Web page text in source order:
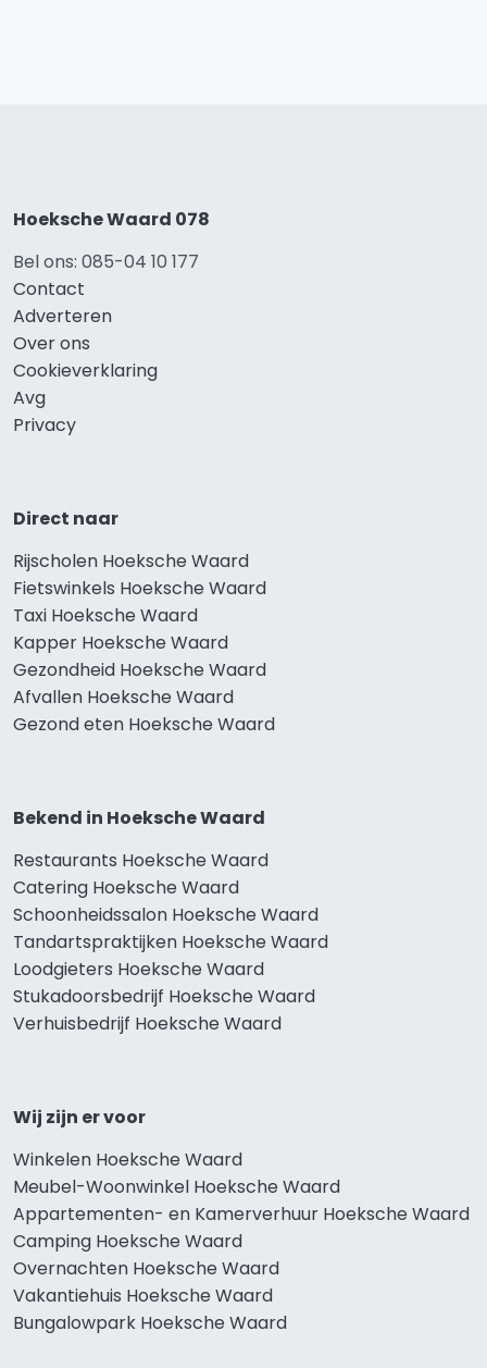
Hoeksche Waard 078
Bel ons: 085-04 10 177
Contact
Adverteren
Over ons
Cookieverklaring
Avg
Privacy
Direct naar
Rijscholen Hoeksche Waard
Fietswinkels Hoeksche Waard
Taxi Hoeksche Waard
Kapper Hoeksche Waard
Gezondheid Hoeksche Waard
Afvallen Hoeksche Waard
Gezond eten Hoeksche Waard
Bekend in Hoeksche Waard
Restaurants Hoeksche Waard
Catering Hoeksche Waard
Schoonheidssalon Hoeksche Waard
Tandartspraktijken Hoeksche Waard
Loodgieters Hoeksche Waard
Stukadoorsbedrijf Hoeksche Waard
Verhuisbedrijf Hoeksche Waard
Wij zijn er voor
Winkelen Hoeksche Waard
Meubel-Woonwinkel Hoeksche Waard
Appartementen- en Kamerverhuur Hoeksche Waard
Camping Hoeksche Waard
Overnachten Hoeksche Waard
Vakantiehuis Hoeksche Waard
Bungalowpark Hoeksche Waard